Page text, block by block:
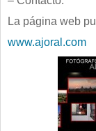
La página web
www.ajoral.com